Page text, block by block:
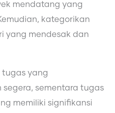
mendatang yang
kategorikan
yang mendesak dan
tugas yang
sementara tugas
memiliki signifikansi